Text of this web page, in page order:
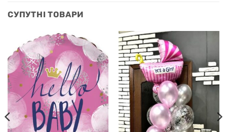
СУПУТНІ ТОВАРИ